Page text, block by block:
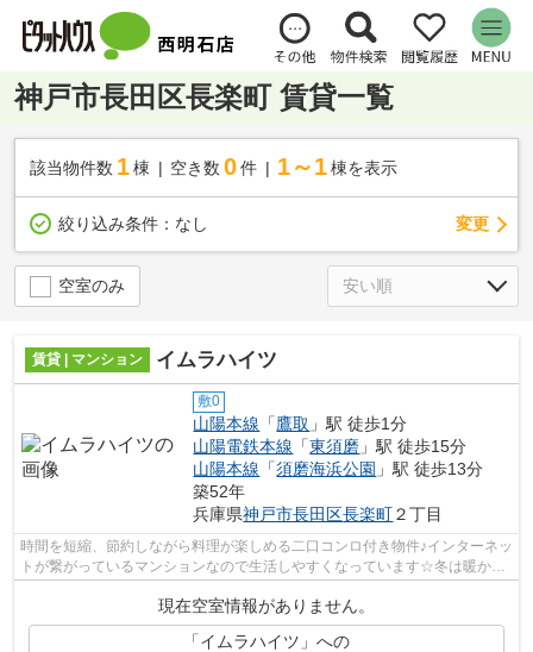
神戸市長田区長楽町 賃貸一覧
該当物件数 1棟 空き数 0 件 1～1 棟を表示
絞り込み条件： なし 変更
空室のみ
賃貸 | マンション イムラハイツ
敷0
山陽本線 「鷹取 」駅 徒歩1分
山陽電鉄本線 「東須磨 」駅 徒歩15分
山陽本線 「須磨海浜公園 」駅 徒歩13分
築52年
兵庫県神戸市長田区長楽町２丁目
時間を短縮、節約しながら料理が楽しめる二口コンロ付き物件♪インターネッ
トが繋がっているマンションなので生活しやすくなっています☆冬は暖かく
夏は涼しい魅力溢れる角部屋はこちら...
現在空室情報がありません。
「イムラハイツ」への